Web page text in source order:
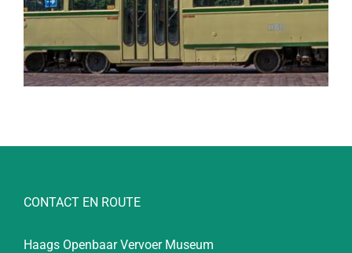
CONTACT EN ROUTE
Haags Openbaar Vervoer Museum